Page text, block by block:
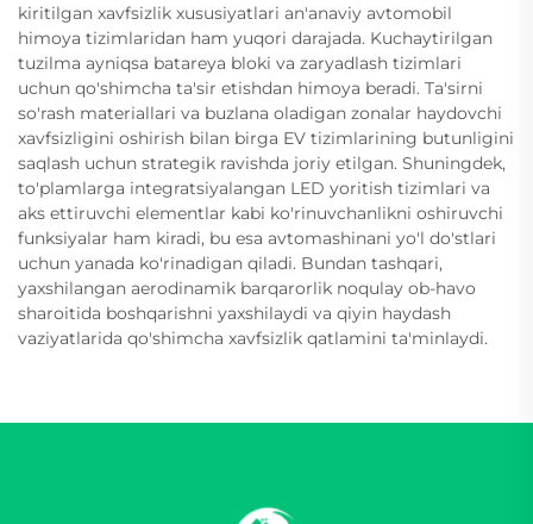
kiritilgan xavfsizlik xususiyatlari an'anaviy avtomobil
himoya tizimlaridan ham yuqori darajada. Kuchaytirilgan
tuzilma ayniqsa batareya bloki va zaryadlash tizimlari
uchun qo'shimcha ta'sir etishdan himoya beradi. Ta'sirni
so'rash materiallari va buzlana oladigan zonalar haydovchi
xavfsizligini oshirish bilan birga EV tizimlarining butunligini
saqlash uchun strategik ravishda joriy etilgan. Shuningdek,
to'plamlarga integratsiyalangan LED yoritish tizimlari va
aks ettiruvchi elementlar kabi ko'rinuvchanlikni oshiruvchi
funksiyalar ham kiradi, bu esa avtomashinani yo'l do'stlari
uchun yanada ko'rinadigan qiladi. Bundan tashqari,
yaxshilangan aerodinamik barqarorlik noqulay ob-havo
sharoitida boshqarishni yaxshilaydi va qiyin haydash
vaziyatlarida qo'shimcha xavfsizlik qatlamini ta'minlaydi.